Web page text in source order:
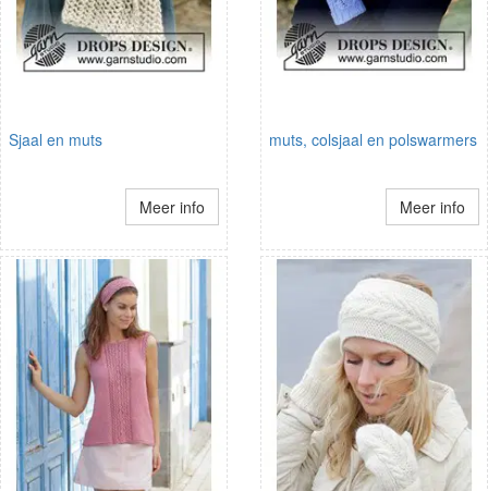
Sjaal en muts
Meer info
muts, colsjaal en polswarmers
Meer info